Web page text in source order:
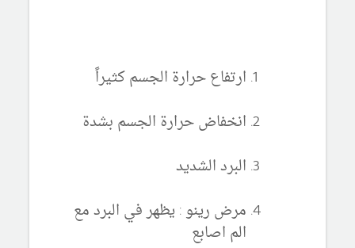
ارتفاع حرارة الجسم كثيراً
انخفاض حرارة الجسم بشدة
البرد الشديد
مرض رينو : يظهر في البرد مع
الم اصابع